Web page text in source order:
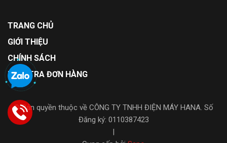
TRANG CHỦ
GIỚI THIỆU
CHÍNH SÁCH
KIỂM TRA ĐƠN HÀNG
© Bản quyền thuộc về CÔNG TY TNHH ĐIỆN MÁY HANA. Số
Đăng ký: 0110387423
|